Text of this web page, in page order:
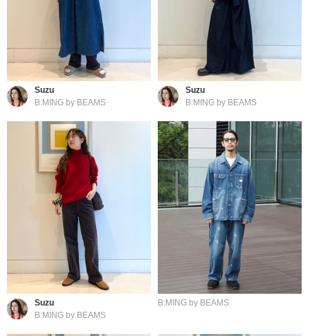
Suzu
B:MING by BEAMS
Suzu
B:MING by BEAMS
Suzu
B:MING by BEAMS
B:MING by BEAMS